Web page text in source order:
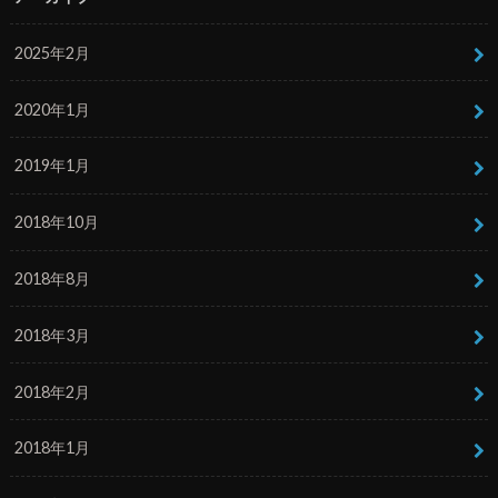
2025年2月
2020年1月
2019年1月
2018年10月
2018年8月
2018年3月
2018年2月
2018年1月